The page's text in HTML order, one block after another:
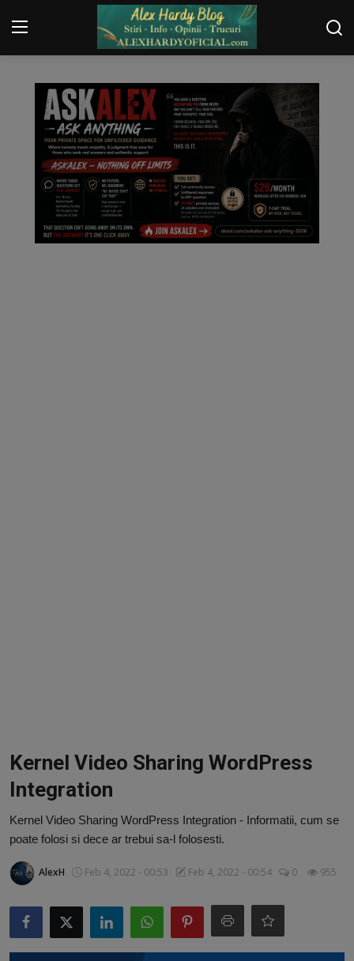
Login Register
Contact
Guest Post
Guest Post
ChatGPT: Cel mai avansat chatbot AI
Aliexpress
Kernel Video Sharing WordPress
Integration
Kernel Video Sharing WordPress Integration - Informatii, cum se
poate folosi si dece ar trebui sa-l folosesti.
AlexH Feb 4, 2022 - 00:53 Feb 4, 2022 - 00:54 0 955